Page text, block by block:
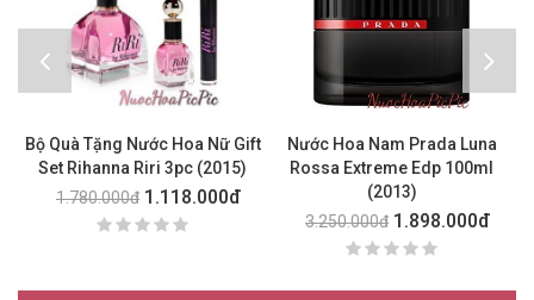
Bộ Quà Tặng Nước Hoa Nữ Gift
Set Rihanna Riri 3pc (2015)
1.780.000đ 1.118.000đ
Nước Hoa Nam Prada Luna
Rossa Extreme Edp 100ml
(2013)
3.250.000đ 1.898.000đ